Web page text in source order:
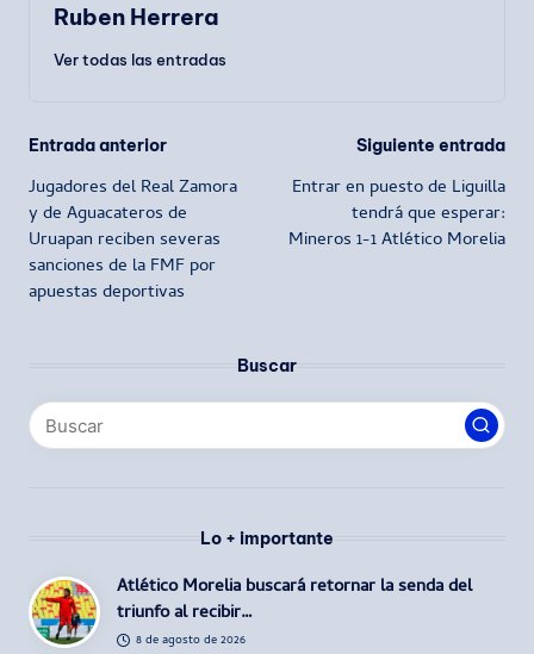
Ruben Herrera
Ver todas las entradas
Navegación
de
entradas
Entrada anterior
Jugadores del Real Zamora
y de Aguacateros de
Uruapan reciben severas
sanciones de la FMF por
apuestas deportivas
Siguiente entrada
Entrar en puesto de Liguilla
tendrá que esperar:
Mineros 1-1 Atlético Morelia
Buscar
Lo + importante
Atlético Morelia buscará retornar la senda del
triunfo al recibir…
8 de agosto de 2026